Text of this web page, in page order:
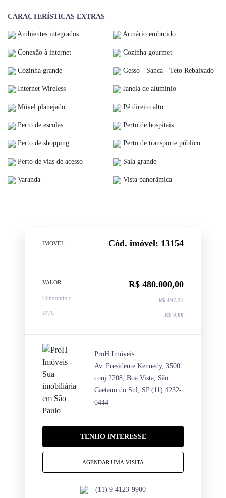
CARACTERÍSTICAS EXTRAS
Ambientes integrados Armário embutido
Conexão à internet Cozinha gourmet
Cozinha grande Gesso - Sanca - Teto Rebaixado
Internet Wireless Janela de alumínio
Móvel planejado Pé direito alto
Perto de escolas Perto de hospitais
Perto de shopping Perto de transporte público
Perto de vias de acesso Sala grande
Varanda Vista panorâmica
IMOVEL Cód. imóvel: 13154
VALOR R$ 480.000,00
Condomínio R$ 497,17
IPTU R$ 0,00
ProH Imóveis
Av. Presidente Kennedy, 3500
conj 2208, Boa Vista, São
Caetano do Sul, SP(11) 4232-
0444
TENHO INTERESSE
AGENDAR UMA VISITA
(11) 9 4123-9900